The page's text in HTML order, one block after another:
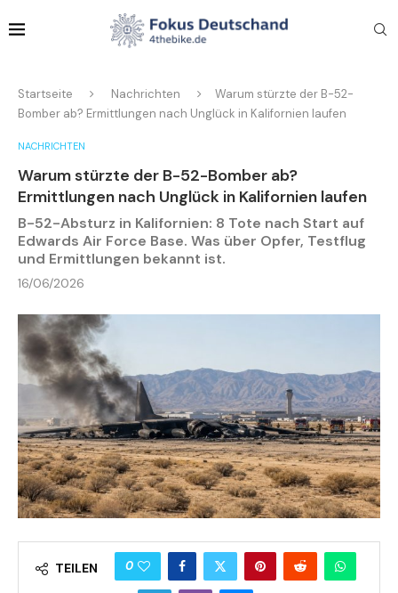
Startseite Nachrichten
Warum stürzte der B-52-
Bomber ab? Ermittlungen nach Unglück in Kalifornien laufen
NACHRICHTEN
Warum stürzte der B-52-Bomber ab?
Ermittlungen nach Unglück in Kalifornien laufen
B-52-Absturz in Kalifornien: 8 Tote nach Start auf
Edwards Air Force Base. Was über Opfer, Testflug
und Ermittlungen bekannt ist.
16/06/2026
TEILEN 0